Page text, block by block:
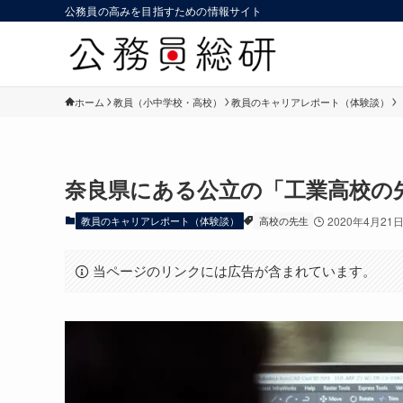
公務員の高みを目指すための情報サイト
ホーム 教員（小中学校・高校） 教員のキャリアレポート（体験談）
奈良県にある公立の「工業高校
教員のキャリアレポート（体験談） 高校の先生 2020年4月21日
当ページのリンクには広告が含まれています。